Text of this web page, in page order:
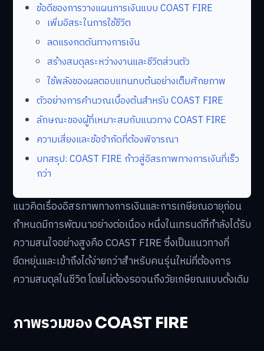
ข้อดีของการวางแผนการเงินแบบ COAST FIRE
เพิ่มอิสระในการใช้ชีวิต
ลดแรงกดดันทางการเงิน
สร้างสมดุลระหว่างงานและชีวิตส่วนตัว
ใช้พลังของผลตอบแทนทบต้นอย่างเต็มศักยภาพ
ตัวอย่างการคำนวณเบื้องต้นสำหรับ COAST FIRE
ลักษณะของผู้ที่เหมาะสมกับแนวทาง COAST FIRE
ความเสี่ยงและข้อจำกัดที่ต้องพิจารณา
บทสรุป: COAST FIRE ก้าวสู่อิสรภาพทางการเงินที่เร็ว
กว่า
แนวคิดเรื่องอิสรภาพทางการเงินและการเกษียณอายุก่อน
กำหนดมีการพัฒนาอย่างต่อเนื่อง หนึ่งในเทรนด์ที่กำลังได้รับ
ความสนใจอย่างสูงคือ COAST FIRE ซึ่งเป็นแนวทางที่
ยืดหยุ่นและเข้าถึงได้ง่ายกว่าสำหรับคนรุ่นใหม่ที่ต้องการ
ความสมดุลในชีวิต โดยไม่ต้องรอจนถึงวัยเกษียณแบบดั้งเดิม
ภาพรวมของ COAST FIRE